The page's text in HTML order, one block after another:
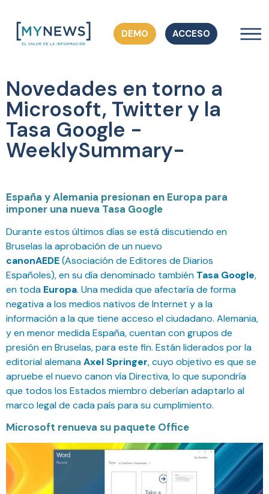
DEMO ACCESO
Novedades en torno a
Microsoft, Twitter y la
Tasa Google -
WeeklySummary-
España y Alemania presionan en Europa para
imponer una nueva Tasa Google
Durante estos últimos días se está discutiendo en
Bruselas la aprobación de un nuevo
canonAEDE(Asociación de Editores de Diarios
Españoles), en su día denominado también Tasa Google,
en toda Europa. Una medida que afectaría de forma
negativa a los medios nativos de Internet y a la
información a la que tiene acceso el ciudadano. Alemania,
y en menor medida España, cuentan con grupos de
presión en Bruselas, para este fin. Están liderados por la
editorial alemanaAxel Springer, cuyo objetivo es que se
apruebe el nuevo canon vía Directiva, lo que supondría
que todos los Estados miembro deberían adaptarlo al
marco legal de cada país para su cumplimiento.
Microsoft renueva su paquete Office